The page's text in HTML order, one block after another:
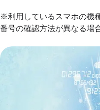
※利用しているスマホの機
番号の確認方法が異なる場